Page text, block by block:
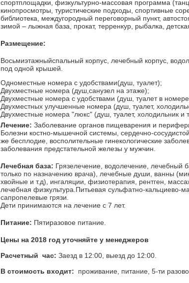
спортплощадки, физкультурно-массовая программа
кинопросмотры, туристические подходы, спортивные
библиотека, междугородный переговорный пункт,
зимой – лыжная база, прокат, терренкур, рыбалка,
Размещение:
Восьмиэтажныйспальный корпус, лечебный корпус,
под одной крышей.
Одноместные номера с удобствами(душ, туалет);
Двухместные номера (душ,санузел на этаже);
Двухместные номера с удобствами (душ, туалет в
Двухместных улучшенные номера (душ, туалет,
Двухместные номера "люкс" (душ, туалет, холодильник и
Лечение: Заболевание органов пищеварения и
Болезни костно-мышечной системы, сердечно-
же бесплодие, восполительные гинекологические
заболевания предстательной железы у мужчин.
Лечебная база: Грязелечение, водолечение, лечебный
только по назначению врача), лечебные души, ванны
хвойные и т.д), ингаляции, физиотерапия, рентген,
лечебная физкультура.Питьевая сульфатно-кальциево-
сапропелевые грязи.
Дети принимаются на лечение с 7 лет.
Питание: Пятиразовое питание.
Цены на 2018 год уточняйте у менеджеров
Расчетный час: Заезд в 12:00, выезд до 12:00.
В стоимость входит: проживание, питание, 5-ти